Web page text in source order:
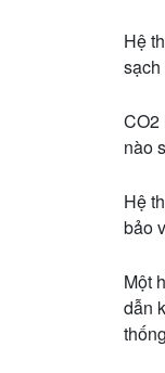
Hệ
sạch
CO2
nào
Hệ
bảo
Một
dẫn